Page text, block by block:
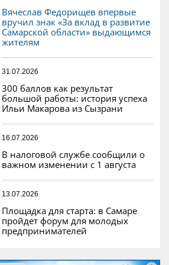
Вячеслав Федорищев впервые
вручил знак «За вклад в развитие
Самарской области» выдающимся
жителям
31.07.2026
300 баллов как результат
большой работы: история успеха
Ильи Макарова из Сызрани
16.07.2026
В налоговой службе сообщили о
важном изменении с 1 августа
13.07.2026
Площадка для старта: в Самаре
пройдет форум для молодых
предпринимателей